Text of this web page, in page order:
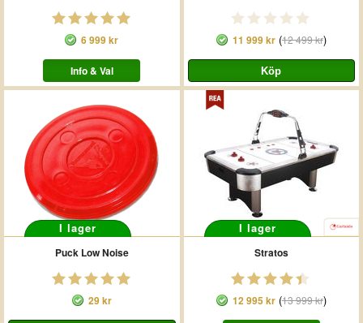
6 999 kr
Info & Val
11 999 kr(12 499 kr)
I lager
Puck Low Noise
29 kr
I lager
Stratos
12 995 kr(13 999 kr)